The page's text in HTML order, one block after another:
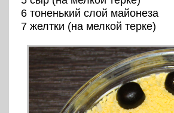
6 тоненький слой майонеза
7 желтки (на мелкой терке)